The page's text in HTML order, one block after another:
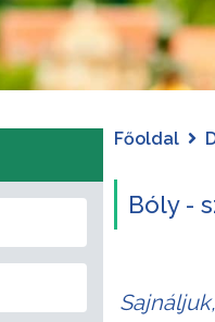
Főoldal
Bóly -